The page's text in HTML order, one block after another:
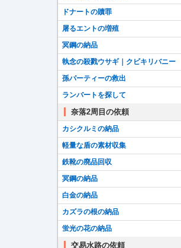
ドナートの贖罪
屠るエントの増殖
冥鋼の納品
執念の殺戮ウサギ｜クビキリバニー
孫パーティーの救出
ランバートを探して
奈落2周目の依頼
カシクルミの納品
軽量な盾の素材収集
鉄靴の廃品回収
冥鋼の納品
白金の納品
カズラの根の納品
蛍光の花の納品
交易水路の依頼